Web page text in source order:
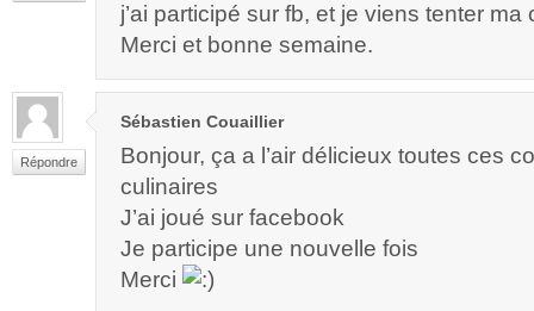
j’ai participé sur fb, et je viens tenter ma
Merci et bonne semaine.
Répondre
Sébastien Couaillier
Bonjour, ça a l’air délicieux toutes ces
culinaires
J’ai joué sur facebook
Je participe une nouvelle fois
Merci